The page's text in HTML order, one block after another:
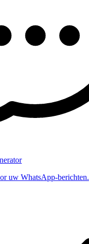
uw WhatsApp-berichten.